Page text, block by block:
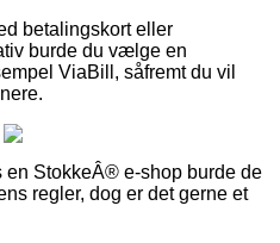
betalingskort eller
burde du vælge en
ViaBill, såfremt du vil
en StokkeÂ® e-shop burde de
regler, dog er det gerne et